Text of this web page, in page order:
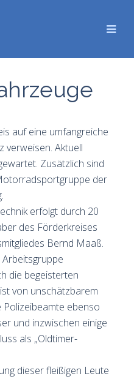
auf eine umfangreiche
verweisen. Aktuell
Zusätzlich sind
der
erfolgt durch 20
des Förderkreises
Bernd Maaß.
die begeisterten
von unschätzbarem
ebenso
und inzwischen einige
als „Oldtimer-
dieser fleißigen Leute